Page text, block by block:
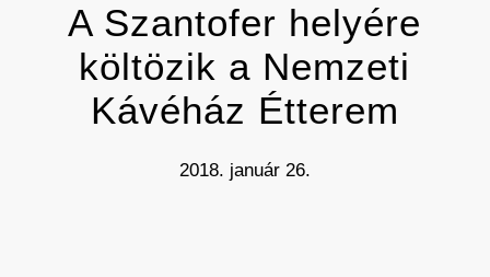
A Szantofer helyére
költözik a Nemzeti
Kávéház Étterem
2018. január 26.